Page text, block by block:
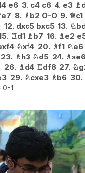
e6 3. c4 c6 4. e3 ♗
e7 8. ♗b2 O-O 9. ♕c1
12. dxc5 bxc5 13. ♘
♖d1 ♗b7 16. ♗e2
♘xf4 20. ♗f1 ♘e6
23. ♗h3 ♘d5 24. ♗
26. ♗d4 ♖df8 27. ♘
29. ♘cxe3 ♗b6 30.
0-1